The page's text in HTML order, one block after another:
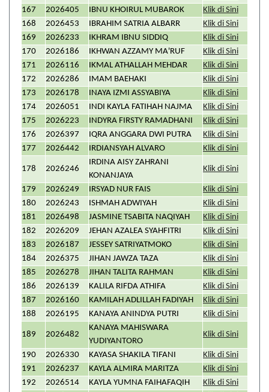
167
2026405 IBNU KHOIRUL MUBAROK
Klik di Sini
168
2026453 IBRAHIM SATRIA ALBARR
Klik di Sini
169
2026233 IKHRAM IBNU SIDDIQ
Klik di Sini
170
2026186 IKHWAN AZZAMY MA'RUF
Klik di Sini
171
2026116 IKMAL ATHALLAH MEHDAR
Klik di Sini
172
2026286 IMAM BAEHAKI
Klik di Sini
173
2026178 INAYA IZMI ASSYABIYA
Klik di Sini
174
2026051 INDI KAYLA FATIHAH NAJMA
Klik di Sini
175
2026223 INDYRA FIRSTY RAMADHANI
Klik di Sini
176
2026397 IQRA ANGGARA DWI PUTRA
Klik di Sini
177
2026442 IRDIANSYAH ALVARO Klik di Sini
178 2026246
IRDINA AISY ZAHRANI
KONANJAYA
Klik di Sini
179 2026249 IRSYAD NUR FAIS
Klik di Sini
180
2026243 ISHMAH ADWIYAH
Klik di Sini
181
2026498 JASMINE TSABITA NAQIYAH
Klik di Sini
182
2026209 JEHAN AZALEA SYAHFITRI
Klik di Sini
183
2026187 JESSEY SATRIYATMOKO
Klik di Sini
184
2026375 JIHAN JAWZA TAZA
Klik di Sini
185
2026278 JIHAN TALITA RAHMAN
Klik di Sini
186
2026139 KALILA RIFDA ATHIFA
Klik di Sini
187
2026160 KAMILAH ADLILLAH FADIYAH
Klik di Sini
188
2026195 KANAYA ANINDYA PUTRI Klik di Sini
189 2026482
KANAYA MAHISWARA
YUDIYANTORO
Klik di Sini
190 2026330 KAYASA SHAKILA TIFANI
Klik di Sini
191
2026237 KAYLA ALMIRA MARITZA
Klik di Sini
192
2026514 KAYLA YUMNA FAIHAFAQIH
Klik di Sini